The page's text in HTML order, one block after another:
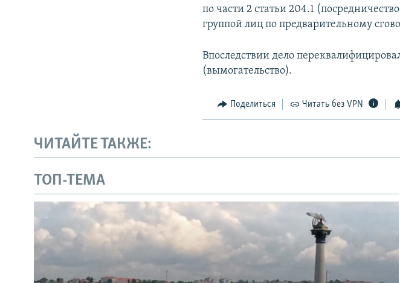
по части 2 статьи 204.1
группой лиц по предварительному
Впоследствии дело
(вымогательство).
Поделиться Читать без VPN
ЧИТАЙТЕ ТАКЖЕ:
ТОП-ТЕМА